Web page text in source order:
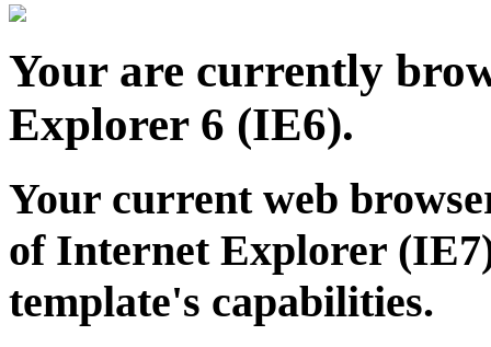
Your are currently
Explorer 6 (IE6).
Your current web
of Internet Explorer
template's capabilities.